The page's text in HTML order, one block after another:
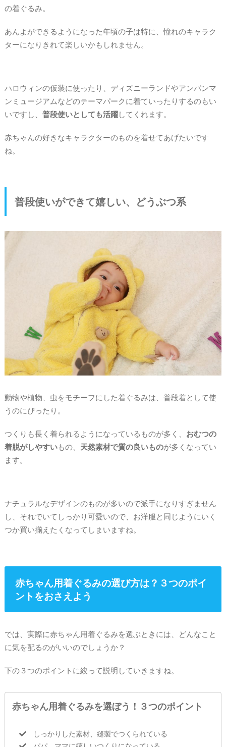
の着ぐるみ。
あんよができるようになった年頃の子は特に、憧れのキャラク
ターになりきれて楽しいかもしれません。
ハロウィンの仮装に使ったり、ディズニーランドやアンパンマ
ンミュージアムなどのテーマパークに着ていったりするのもい
いですし、 普段使いとしても活躍してくれます。
赤ちゃんの好きなキャラクターのものを着せてあげたいです
ね。
普段使いができて嬉しい、どうぶつ系
動物や植物、虫をモチーフにした着ぐるみは、普段着として使
うのにぴったり。
つくりも長く着られるようになっているものが多く、 おむつの
着脱がしやすいもの、 天然素材で質の良いものが多くなってい
ます。
ナチュラルなデザインのものが多いので派手になりすぎません
し、それでいてしっかり可愛いので、お洋服と同じようにいく
つか買い揃えたくなってしまいますね。
赤ちゃん用着ぐるみの選び方は？３つのポイ
ントをおさえよう
では、実際に赤ちゃん用着ぐるみを選ぶときには、どんなこと
に気を配るのがいいのでしょうか？
下の３つのポイントに絞って説明していきますね。
赤ちゃん用着ぐるみを選ぼう！３つのポイント
しっかりした素材、縫製でつくられている